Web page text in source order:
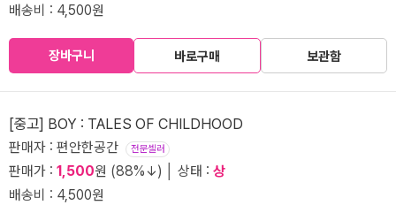
배송비 : 4,500원
장바구니 바로구매 보관함
[중고] BOY : TALES OF CHILDHOOD
판매자 : 편안한공간 전문셀러
판매가 : 1,500원 (88%↓) │ 상태 : 상
배송비 : 4,500원